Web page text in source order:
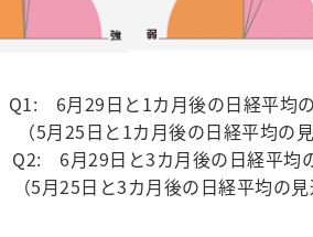
Q1: 6月29日と1カ月後の日経平
（5月25日と1カ月後の日経平均の
Q2: 6月29日と3カ月後の日経平均
（5月25日と3カ月後の日経平均の